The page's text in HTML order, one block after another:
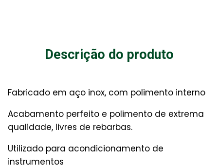
Descrição do produto
Fabricado em aço inox, com polimento interno
Acabamento perfeito e polimento de extrema
qualidade, livres de rebarbas.
Utilizado para acondicionamento de
instrumentos